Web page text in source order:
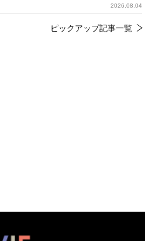
2026.08.04
ピックアップ記事一覧